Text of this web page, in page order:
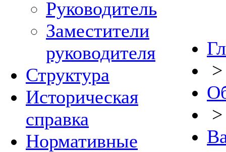
Руководитель
Заместители
руководителя
Структура
Историческая
справка
Нормативные